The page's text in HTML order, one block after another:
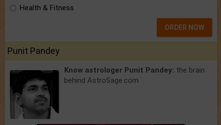
Health & Fitness
ORDER NOW
Punit Pandey
Know astrologer Punit Pandey: the brain
behind AstroSage.com